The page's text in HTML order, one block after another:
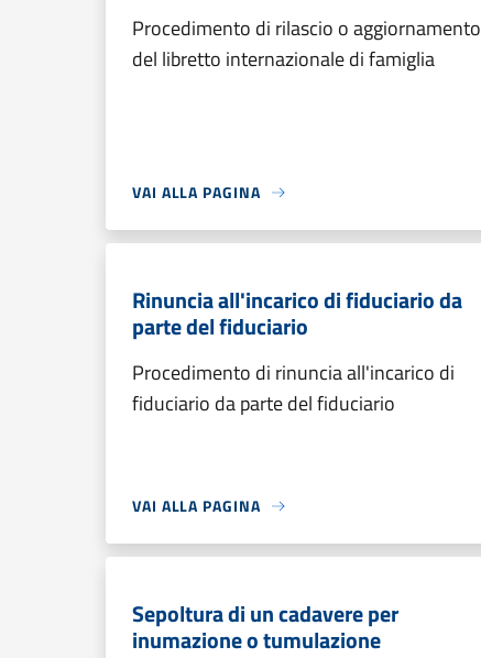
Procedimento di rilascio o aggiornamento
del libretto internazionale di famiglia
VAI ALLA PAGINA
Rinuncia all'incarico di fiduciario da
parte del fiduciario
Procedimento di rinuncia all'incarico di
fiduciario da parte del fiduciario
VAI ALLA PAGINA
Sepoltura di un cadavere per
inumazione o tumulazione